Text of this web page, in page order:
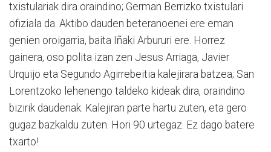
txistulariak dira oraindino; German Berrizko txistulari
ofiziala da. Aktibo dauden beteranoenei ere eman
genien oroigarria, baita Iñaki Arbururi ere. Horrez
gainera, oso polita izan zen Jesus Arriaga, Javier
Urquijo eta Segundo Agirrebeitia kalejirara batzea; San
Lorentzoko lehenengo taldeko kideak dira, oraindino
bizirik daudenak. Kalejiran parte hartu zuten, eta gero
gugaz bazkaldu zuten. Hori 90 urtegaz. Ez dago batere
txarto!